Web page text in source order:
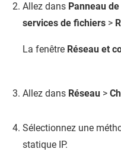
Allez dans Panneau
services de fichiers >
La fenêtre Réseau et
Allez dans Réseau >
Sélectionnez une
statique IP.